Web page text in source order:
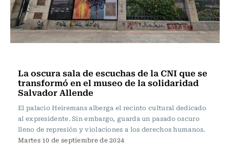
La oscura sala de escuchas de la CNI que se
transformó en el museo de la solidaridad
Salvador Allende
El palacio Heiremans alberga el recinto cultural dedicado
al expresidente. Sin embargo, guarda un pasado oscuro
lleno de represión y violaciones a los derechos humanos.
Martes 10 de septiembre de 2024